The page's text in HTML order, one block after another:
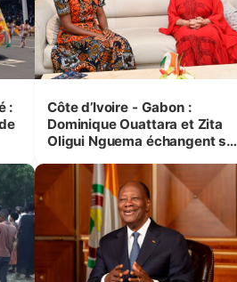
:
Côte d’Ivoire - Gabon :
Dominique Ouattara et Zita
Oligui Nguema échangent sur
femmes et des enfants